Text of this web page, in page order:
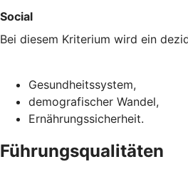
Social
Bei diesem Kriterium wird ein
Gesundheitssystem,
demografischer Wandel,
Ernährungssicherheit.
Führungsqualitäten